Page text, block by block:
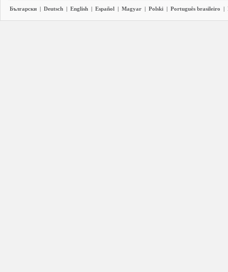
Български | Deutsch | English | Español | Magyar | Polski | Português brasileiro |